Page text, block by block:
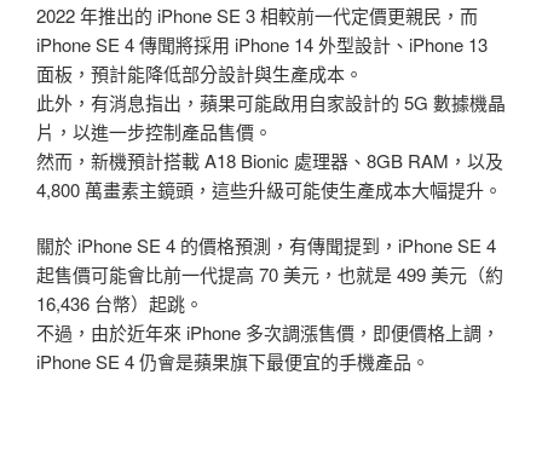
2022 年推出的 iPhone SE 3 相較前一代定價更親民，而
iPhone SE 4 傳聞將採用 iPhone 14 外型設計、iPhone 13
面板，預計能降低部分設計與生產成本。
此外，有消息指出，蘋果可能啟用自家設計的 5G 數據機晶
片，以進一步控制產品售價。
然而，新機預計搭載 A18 Bionic 處理器、8GB RAM，以及
4,800 萬畫素主鏡頭，這些升級可能使生產成本大幅提升。
關於 iPhone SE 4 的價格預測，有傳聞提到，iPhone SE 4
起售價可能會比前一代提高 70 美元，也就是 499 美元（約
16,436 台幣）起跳。
不過，由於近年來 iPhone 多次調漲售價，即便價格上調，
iPhone SE 4 仍會是蘋果旗下最便宜的手機產品。